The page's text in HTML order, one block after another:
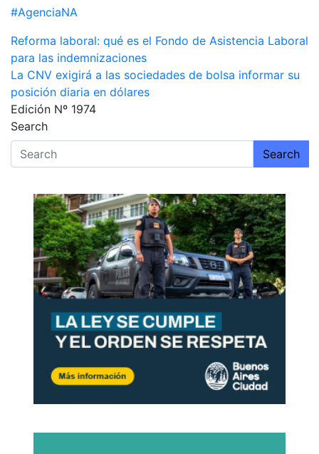
#AgenciaNA
Navegación
de
entradas
Reforma laboral: qué es el Fondo de Asistencia Laboral
para las indemnizaciones
La CNV exigirá a las sociedades de bolsa informar su
posición diaria en dólares
Edición Nº 1974
Search
Search